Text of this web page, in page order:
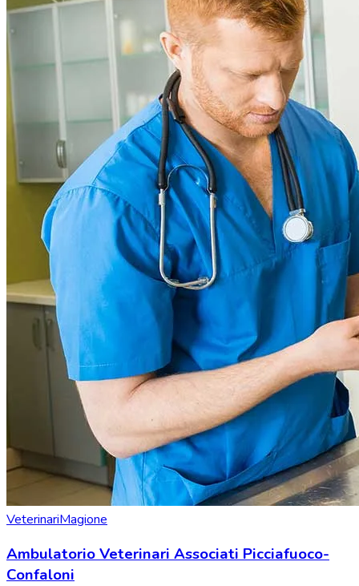
VeterinariMagione
Ambulatorio Veterinari Associati Picciafuoco-
Confaloni